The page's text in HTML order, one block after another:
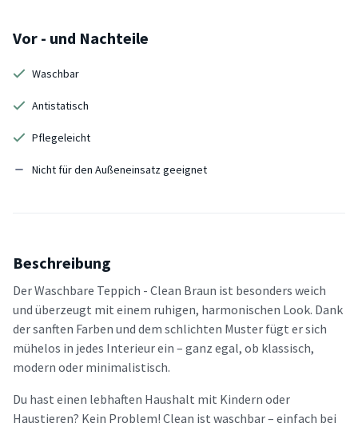
Vor - und Nachteile
Waschbar
Antistatisch
Pflegeleicht
Nicht für den Außeneinsatz geeignet
Beschreibung
Der Waschbare Teppich - Clean Braun ist besonders weich
und überzeugt mit einem ruhigen, harmonischen Look. Dank
der sanften Farben und dem schlichten Muster fügt er sich
mühelos in jedes Interieur ein – ganz egal, ob klassisch,
modern oder minimalistisch.
Du hast einen lebhaften Haushalt mit Kindern oder
Haustieren? Kein Problem! Clean ist waschbar – einfach bei